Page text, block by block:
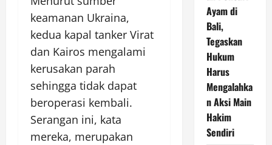
keamanan Ukraina,
kedua kapal tanker Virat
dan Kairos mengalami
kerusakan parah
sehingga tidak dapat
beroperasi kembali.
Serangan ini, kata
mereka, merupakan
Ayam di
Bali,
Tegaskan
Hukum
Harus
Mengalahka
n Aksi Main
Hakim
Sendiri